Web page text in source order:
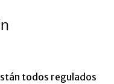
todos regulados